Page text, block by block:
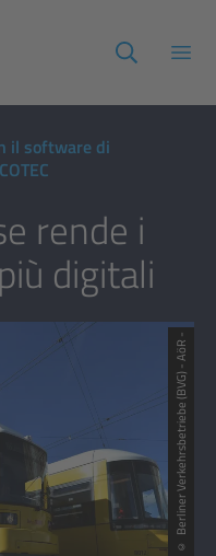
Apri
il software di
rende i
digitali
© Berliner Verkehrsbetriebe (BVG) - AöR -